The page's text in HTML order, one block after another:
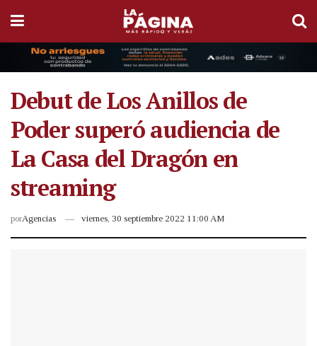
Debut de Los Anillos de
Poder superó audiencia de
La Casa del Dragón en
streaming
porAgencias viernes, 30 septiembre 2022 11:00 AM